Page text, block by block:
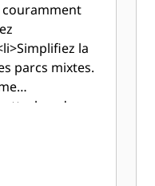
couramment
la
parcs mixtes.
de